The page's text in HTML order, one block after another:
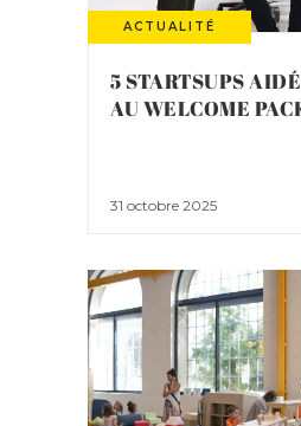
ACTUALITÉ
5 STARTSUPS
AU WELCOME
31 octobre 2025